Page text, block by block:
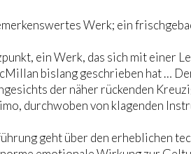
Werk; ein
ein Werk, das sich mit
bislang geschrieben hat …
der näher rückenden
durchwoben von klagenden
geht über den erheblichen